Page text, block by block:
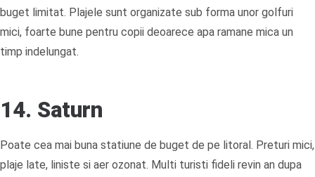
buget limitat. Plajele sunt organizate sub forma unor golfuri
mici, foarte bune pentru copii deoarece apa ramane mica un
timp indelungat.
14. Saturn
Poate cea mai buna statiune de buget de pe litoral. Preturi mici,
plaje late, liniste si aer ozonat. Multi turisti fideli revin an dupa